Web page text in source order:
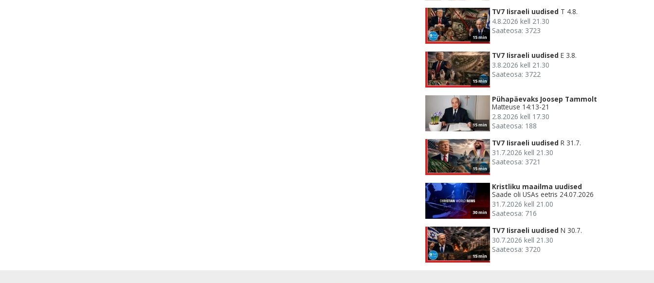
15 min
TV7 Iisraeli uudised T 4.8.
4.8.2026 kell 21.30
Saateosa: 3723
15 min
TV7 Iisraeli uudised E 3.8.
3.8.2026 kell 21.30
Saateosa: 3722
15 min
Pühapäevaks Joosep Tammolt
Matteuse 14:13-21
2.8.2026 kell 17.30
Saateosa: 188
15 min
TV7 Iisraeli uudised R 31.7.
31.7.2026 kell 21.30
Saateosa: 3721
30 min
Kristliku maailma uudised
Saade oli USAs eetris 24.07.2026
31.7.2026 kell 21.00
Saateosa: 716
15 min
TV7 Iisraeli uudised N 30.7.
30.7.2026 kell 21.30
Saateosa: 3720